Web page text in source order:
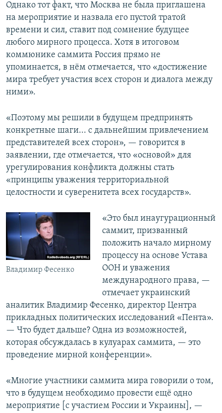
Однако тот факт, что Москва не была приглашена
на мероприятие и назвала его пустой тратой
времени и сил, ставит под сомнение будущее
любого мирного процесса. Хотя в итоговом
коммюнике саммита Россия прямо не
упоминается, в нём отмечается, что «достижение
мира требует участия всех сторон и диалога между
ними».
«Поэтому мы решили в будущем предпринять
конкретные шаги... с дальнейшим привлечением
представителей всех сторон», — говорится в
заявлении, где отмечается, что «основой» для
урегулирования конфликта должны стать
«принципы уважения территориальной
целостности и суверенитета всех государств».
Владимир Фесенко
«Это был инаугурационный
саммит, призванный
положить начало мирному
процессу на основе Устава
ООН и уважения
международного права, —
отмечает украинский
аналитик Владимир Фесенко, директор Центра
прикладных политических исследований «Пента».
— Что будет дальше? Одна из возможностей,
которая обсуждалась в кулуарах саммита, — это
проведение мирной конференции».
«Многие участники саммита мира говорили о том,
что в будущем необходимо провести ещё одно
мероприятие [с участием России и Украины], —